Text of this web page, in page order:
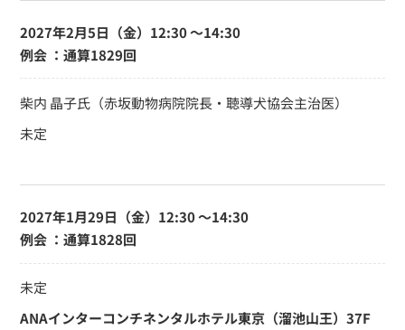
2027年2月5日（金） 12:30 〜14:30
例会 ：通算1829回
柴内 晶子氏（赤坂動物病院院長・聴導犬協会主治医）
未定
2027年1月29日（金） 12:30 〜14:30
例会 ：通算1828回
未定
ANAインターコンチネンタルホテル東京（溜池山王）37F